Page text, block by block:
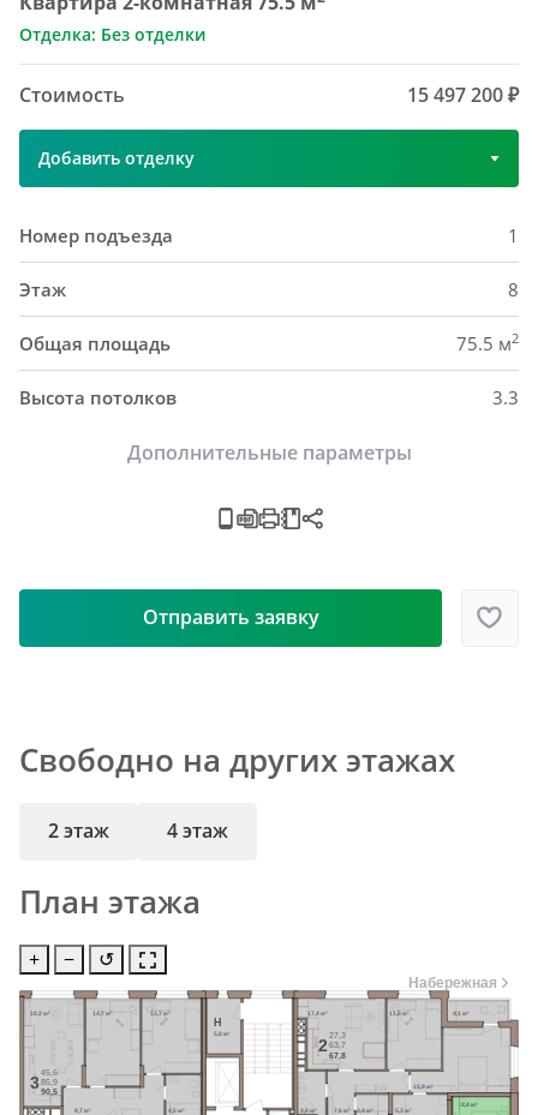
Отделка: Без отделки
Стоимость 15 497 200 ₽
Добавить отделку
Номер подъезда 1
Этаж 8
Общая площадь 75.5 м2
Высота потолков 3.3
Дополнительные параметры
Отправить заявку
Свободно на других этажах
2 этаж 4 этаж
План этажа
+ − ↺
5,8 м²
H
13,4 м²
5,3 м²
2,4 м²
3,8 м²
11,8 м²
17,4 м²
7,6 м²
15,9 м²
4,1 м²
2 27,3
63,7
67,8
13,7 м²
4,5 м²
14,7 м²
18,2 м²
9,7 м²
345,6
85,9
90,5
Набережная